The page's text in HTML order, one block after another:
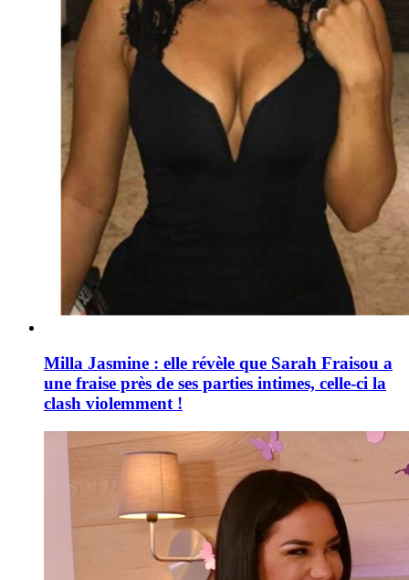
Milla Jasmine : elle révèle que Sarah Fraisou a
une fraise près de ses parties intimes, celle-ci la
clash violemment !